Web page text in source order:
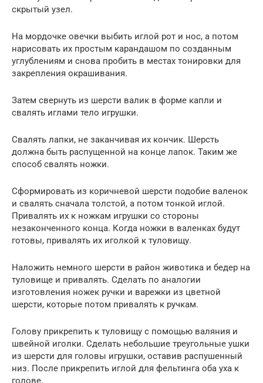
скрытый узел.
На мордочке овечки выбить иглой рот и нос, а потом
нарисовать их простым карандашом по созданным
углублениям и снова пробить в местах тонировки для
закрепления окрашивания.
Затем свернуть из шерсти валик в форме капли и
свалять иглами тело игрушки.
Свалять лапки, не заканчивая их кончик. Шерсть
должна быть распущенной на конце лапок. Таким же
способ свалять ножки.
Сформировать из коричневой шерсти подобие валенок
и свалять сначала толстой, а потом тонкой иглой.
Привалять их к ножкам игрушки со стороны
незаконченного конца. Когда ножки в валенках будут
готовы, привалять их иголкой к туловищу.
Наложить немного шерсти в район животика и бедер на
туловище и привалять. Сделать по аналогии
изготовления ножек ручки и варежки из цветной
шерсти, которые потом привалять к ручкам.
Голову прикрепить к туловищу с помощью валяния и
швейной иголки. Сделать небольшие треугольные ушки
из шерсти для головы игрушки, оставив распушенный
низ. После прикрепить иглой для фельтинга оба уха к
голове.